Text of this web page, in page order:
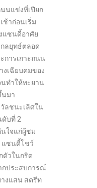
นแข่งที่เปียก
ช้าก่อนเริ่ม
แซนดี้อาศัย
ลยุทธ์ตลอด
การเกาะถนน
เฉียบคมของ
นทำให้ทะยาน
นมา
ลชนะเลิศใน
ดับที่ 2
ใจแก่ผู้ชม
แซนดี้โชว์
ตัวในกริด
กประสบการณ์
งแสน สตรีท